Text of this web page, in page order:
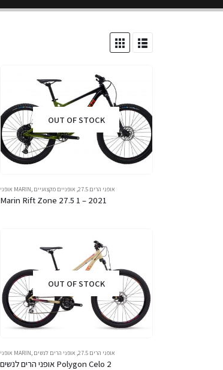
OUT OF STOCK
אופני MARIN, אופני הרים 27.5 , אופניים מקצועיים
Marin Rift Zone 27.5 1 – 2021
OUT OF STOCK
אופני MARIN, אופני הרים 27.5 , אופני הרים לנשים
אופני הרים לנשים Polygon Celo 2